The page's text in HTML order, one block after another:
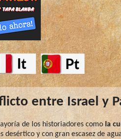
entre Israel y
de los historiadores como la
y con gran escasez de